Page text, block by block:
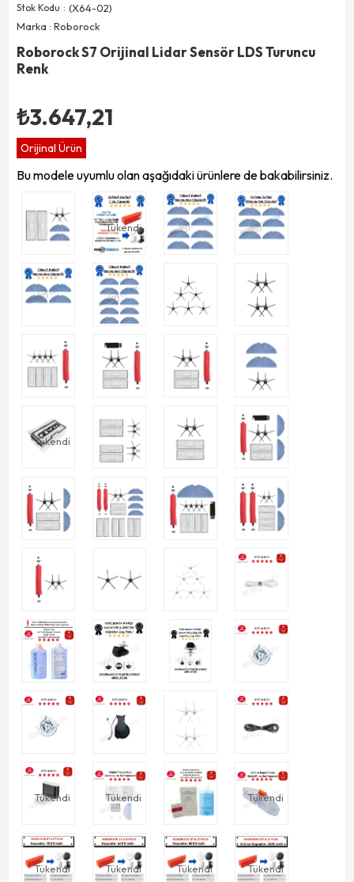
Stok Kodu
(X64-02)
Marka : Roborock
Roborock S7 Orijinal Lidar Sensör LDS Turuncu
Renk
₺3.647,21
Orijinal Ürün
Bu modele uyumlu olan aşağıdaki ürünlere de bakabilirsiniz.
Tükendi
Tükendi
Tükendi Tükendi Tükendi
Tükendi Tükendi Tükendi Tükendi